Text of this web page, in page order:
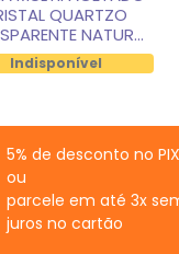
QUARTZO
NATURAL
Indisponível
5% de desconto no PIX
ou
parcele em até 3x
juros no cartão